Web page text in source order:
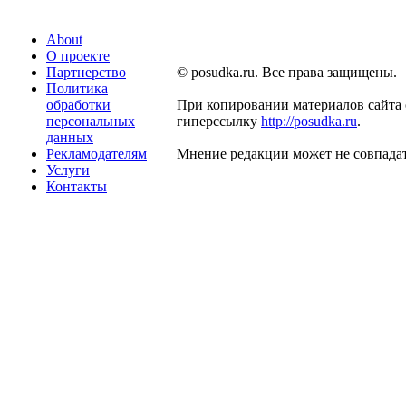
About
О проекте
Партнерство
Политика
обработки
персональных
данных
Рекламодателям
Услуги
Контакты
© posudka.ru. Все права защищены.
При копировании материалов сайта
гиперссылку http://posudka.ru.
Мнение редакции может не